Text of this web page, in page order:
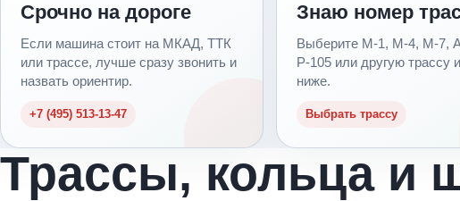
Срочно на дороге
Если машина стоит на МКАД, ТТК
или трассе, лучше сразу звонить и
назвать ориентир.
+7 (495) 513-13-47
Знаю номер
Выберите М-1, М-4, М-7,
Р-105 или другую трассу
ниже.
Выбрать трассу
Трассы, кольца и